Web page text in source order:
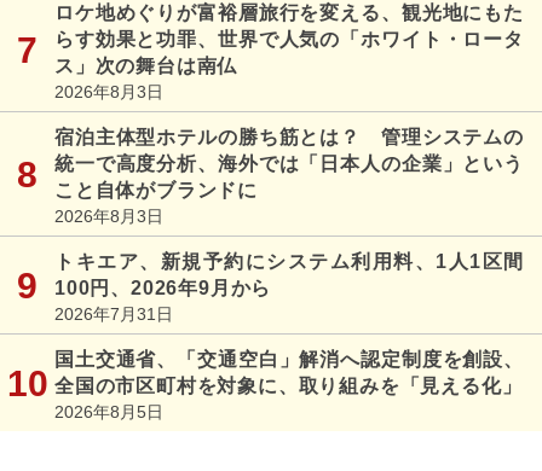
ロケ地めぐりが富裕層旅行を変える、観光地にもた
らす効果と功罪、世界で人気の「ホワイト・ロータ
ス」次の舞台は南仏
2026年8月3日
宿泊主体型ホテルの勝ち筋とは？ 管理システムの
統一で高度分析、海外では「日本人の企業」という
こと自体がブランドに
2026年8月3日
トキエア、新規予約にシステム利用料、1人1区間
100円、2026年9月から
2026年7月31日
国土交通省、「交通空白」解消へ認定制度を創設、
全国の市区町村を対象に、取り組みを「見える化」
2026年8月5日